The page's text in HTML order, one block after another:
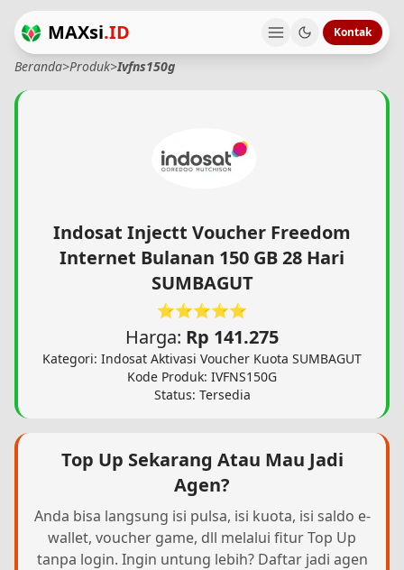
MAXsi.ID Kontak
Beranda>Produk>Ivfns150g
Indosat Injectt Voucher Freedom
Internet Bulanan 150 GB 28 Hari
SUMBAGUT
⭐⭐⭐⭐⭐
Harga: Rp 141.275
Kategori: Indosat Aktivasi Voucher Kuota SUMBAGUT
Kode Produk: IVFNS150G
Status: Tersedia
Top Up Sekarang Atau Mau Jadi
Agen?
Anda bisa langsung isi pulsa, isi kuota, isi saldo e-
wallet, voucher game, dll melalui fitur Top Up
tanpa login. Ingin untung lebih? Daftar jadi agen